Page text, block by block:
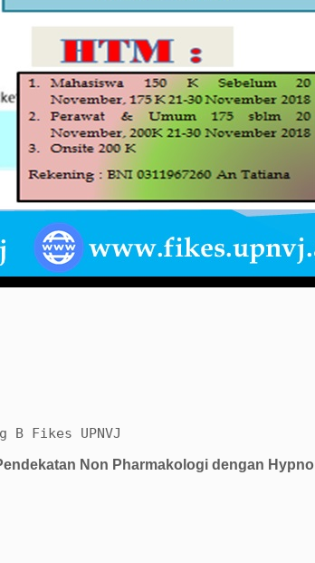
Fikes UPNVJ
Non Pharmakologi dengan